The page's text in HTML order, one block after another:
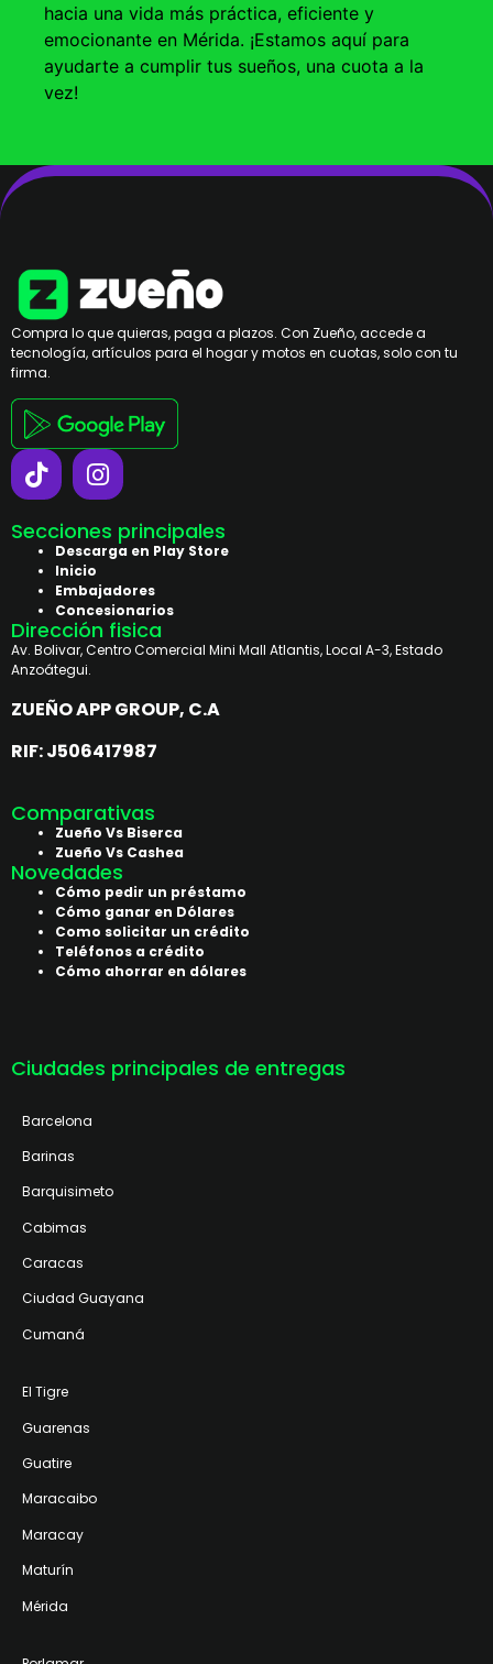
hacia una vida más práctica, eficiente y
emocionante en Mérida. ¡Estamos aquí para
ayudarte a cumplir tus sueños, una cuota a la
vez!
Compra lo que quieras, paga a plazos. Con Zueño, accede a
tecnología, artículos para el hogar y motos en cuotas, solo con tu
firma.
Secciones principales
Descarga en Play Store
Inicio
Embajadores
Concesionarios
Dirección fisica
Av. Bolivar, Centro Comercial Mini Mall Atlantis, Local A-3, Estado
Anzoátegui.
ZUEÑO APP GROUP, C.A
RIF: J506417987
Comparativas
Zueño Vs Biserca
Zueño Vs Cashea
Novedades
Cómo pedir un préstamo
Cómo ganar en Dólares
Como solicitar un crédito
Teléfonos a crédito
Cómo ahorrar en dólares
Ciudades principales de entregas
Barcelona
Barinas
Barquisimeto
Cabimas
Caracas
Ciudad Guayana
Cumaná
El Tigre
Guarenas
Guatire
Maracaibo
Maracay
Maturín
Mérida